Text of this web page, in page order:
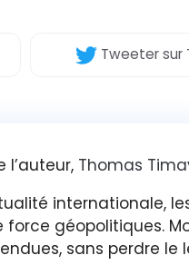
Tweetersur
l’auteur, Thomas
internationale,
force géopolitiques.
sans perdre le